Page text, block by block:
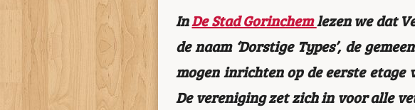
InDe Stad Gorinchemlezen we dat
de naam ‘Dorstige Types’, de
mogen inrichten op de eerste etage
De vereniging zet zich in voor alle